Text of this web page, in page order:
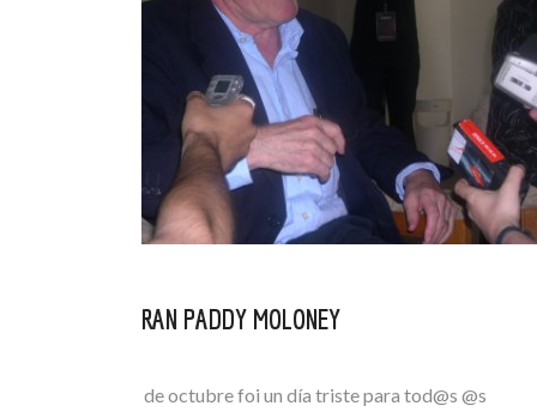
DEIXOUNOS O GRAN PADDY MOLONEY
O pasado luns 11 de octubre foi un día triste para tod@s @s